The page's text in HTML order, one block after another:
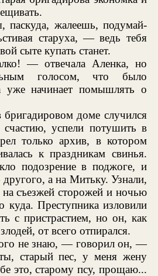
жалеешь, подумай-
старуха, — ведь тебя
сыте купать станет.
— отвечала Аленка, но
голосом, что было
уже начинает помышлять о
доме случился
успели потушить в
только архив, в котором
к праздникам свинья.
подозрение в поджоге, и
другого, а на Митьку. Узнали,
съезжей сторожей и ночью
куда. Преступника изловили
с пристрастием, но он, как
от всего отпирался.
не знаю, — говорил он, —
старый пес, у меня жену
это, старому псу, прощаю...